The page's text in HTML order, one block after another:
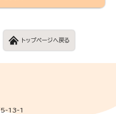
トップページへ戻る
5-13-1